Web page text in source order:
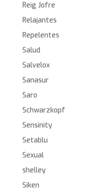
Reig Jofre
Relajantes
Repelentes
Salud
Salvelox
Sanasur
Saro
Schwarzkopf
Sensinity
Setablu
Sexual
shelley
Siken